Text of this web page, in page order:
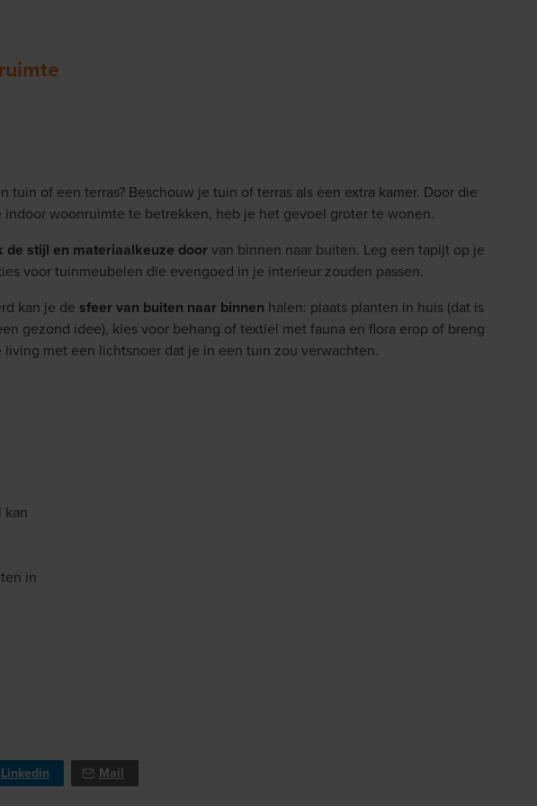
tuin of een terras? Beschouw je tuin of terras als een extra kamer. Door die
indoor woonruimte te betrekken, heb je het gevoel groter te wonen.
de stijl en materiaalkeuze doorvan binnen naar buiten. Leg een tapijt op je
voor tuinmeubelen die evengoed in je interieur zouden passen.
kan je de sfeer van buiten naar binnen halen: plaats planten in huis (dat is
gezond idee), kies voor behang of textiel met fauna en flora erop of breng
living met een lichtsnoer dat je in een tuin zou verwachten.
kan
in
Linkedin Mail